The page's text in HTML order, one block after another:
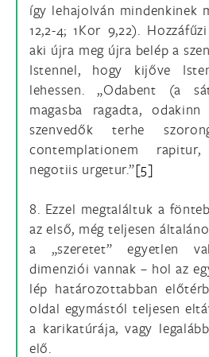
így lehajolván mindenkinek
12,2-4; 1Kor 9,22).
aki újra meg újra belép a
Istennel, hogy kijőve
lehessen. „Odabent (a
magasba ragadta,
szenvedők terhe
contemplationem
negotiis urgetur.”[5]
8. Ezzel megtaláltuk a
az első, még teljesen
a „szeretet” egyetlen
dimenziói vannak – hol az
lép határozottabban
oldal egymástól teljesen
a karikatúrája, vagy
elő.